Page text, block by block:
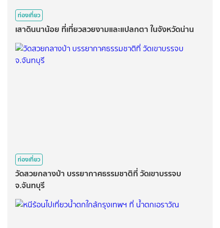
ท่องเที่ยว
เสาดินนาน้อย ที่เที่ยวสวยงามและแปลกตา ในจังหวัดน่าน
ท่องเที่ยว
วัดสวยกลางป่า บรรยากาศธรรมชาติที่ วัดเขาบรรจบ
จ.จันทบุรี